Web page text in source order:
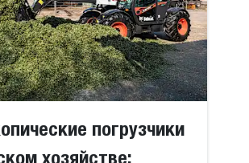
погрузчики
хозяйстве: